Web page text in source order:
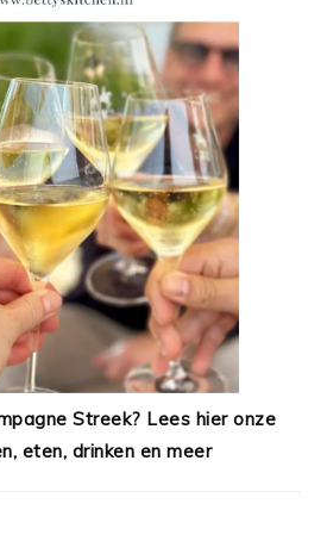
Streek? Lees hier onze
eten, drinken en meer